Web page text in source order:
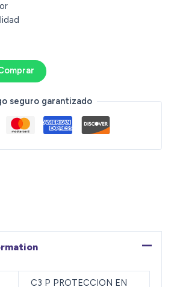
seguro garantizado
C3 P PROTECCION EN